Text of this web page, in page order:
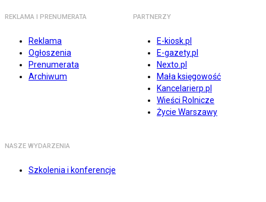
REKLAMA I PRENUMERATA
Reklama
Ogłoszenia
Prenumerata
Archiwum
PARTNERZY
E-kiosk.pl
E-gazety.pl
Nexto.pl
Mała księgowość
Kancelarierp.pl
Wieści Rolnicze
Życie Warszawy
NASZE WYDARZENIA
Szkolenia i konferencje